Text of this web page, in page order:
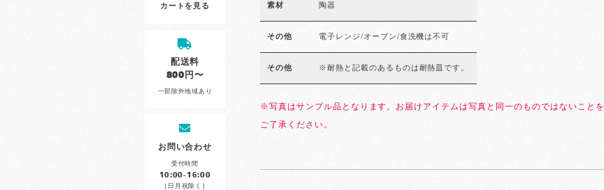
カートを見る
配送料
800円〜
一部除外地域あり
お問い合わせ
受付時間
10:00-16:00
［日月祝除く］
素材 陶器
その他 電子レンジ/オーブン/食洗機は不可
その他 ※耐熱と記載のあるものは耐熱皿です。
※写真はサンプル品となります。お届けアイテムは写真と同一のものではないことを
ご了承ください。